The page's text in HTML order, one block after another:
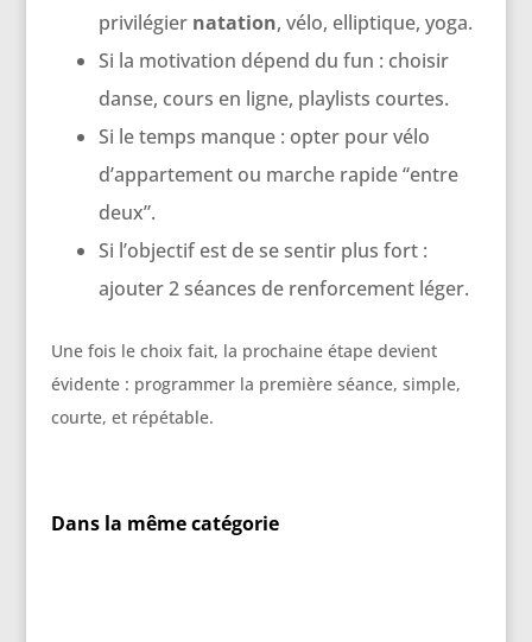
privilégier natation, vélo, elliptique, yoga.
Si la motivation dépend du fun : choisir
danse, cours en ligne, playlists courtes.
Si le temps manque : opter pour vélo
d’appartement ou marche rapide “entre
deux”.
Si l’objectif est de se sentir plus fort :
ajouter 2 séances de renforcement léger.
Une fois le choix fait, la prochaine étape devient
évidente : programmer la première séance, simple,
courte, et répétable.
Dans la même catégorie